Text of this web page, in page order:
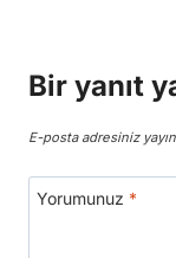
Bir yanıt
E-posta adresiniz
Yorumunuz *